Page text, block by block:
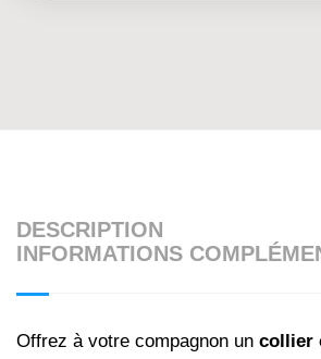
DESCRIPTION
INFORMATIONS
Offrez à votre compagnon un collier